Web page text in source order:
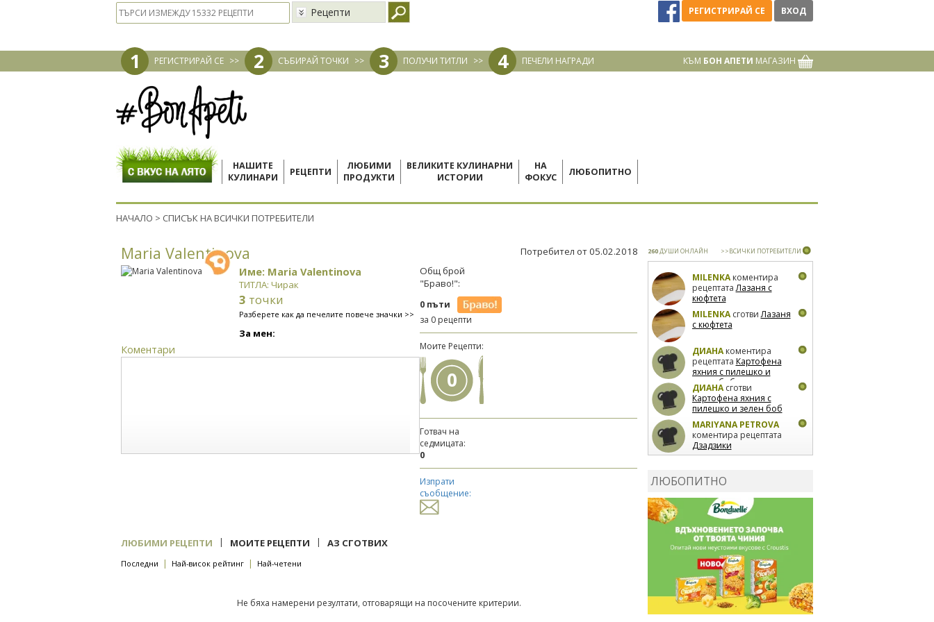
Рецепти РЕГИСТРИРАЙ СЕ ВХОД
1 РЕГИСТРИРАЙ СЕ >> 2 СЪБИРАЙ ТОЧКИ >> 3 ПОЛУЧИ ТИТЛИ >> 4 ПЕЧЕЛИ НАГРАДИ КЪМ БОН АПЕТИ МАГАЗИН
НАШИТЕ
КУЛИНАРИ
РЕЦЕПТИ
ЛЮБИМИ
ПРОДУКТИ
ВЕЛИКИТЕ КУЛИНАРНИ
ИСТОРИИ
НА
ФОКУС
ЛЮБОПИТНО
НАЧАЛО > СПИСЪК НА ВСИЧКИ ПОТРЕБИТЕЛИ
Maria Valentinova Потребител от 05.02.2018
Име: Maria Valentinova
ТИТЛА: Чирак
3 точки
Разберете как да печелите повече значки >>
За мен:
Коментари
Общ брой
"Браво!":
0 пъти
за 0 рецепти
Моите Рецепти:
0
Готвач на
седмицата:
0
Изпрати
съобщение:
ЛЮБИМИ РЕЦЕПТИ | МОИТЕ РЕЦЕПТИ | АЗ СГОТВИХ
Последни | Най-висок рейтинг | Най-четени
Не бяха намерени резултати, отговарящи на посочените критерии.
260ДУШИ ОНЛАЙН >>ВСИЧКИ ПОТРЕБИТЕЛИ
MILENKAкоментира
рецептатаЛазаня с
кюфтета
MILENKAсготвиЛазаня
с кюфтета
ДИАНАкоментира
рецептата Картофена
яхния с пилешко и
зелен боб
ДИАНАсготви
Картофена яхния с
пилешко и зелен боб
MARIYANA PETROVA
коментира рецептата
Дзадзики
MARIYANA PETROVA
сготвиДзадзики
ЛЮБОПИТНО